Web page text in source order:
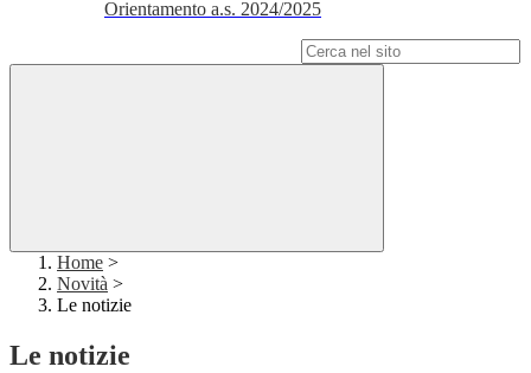
Orientamento a.s. 2024/2025
Home >
Novità >
Le notizie
Le notizie